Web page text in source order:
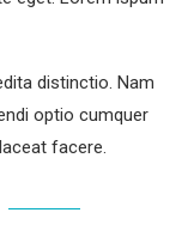
distinctio. Nam
optio cumquer
facere.